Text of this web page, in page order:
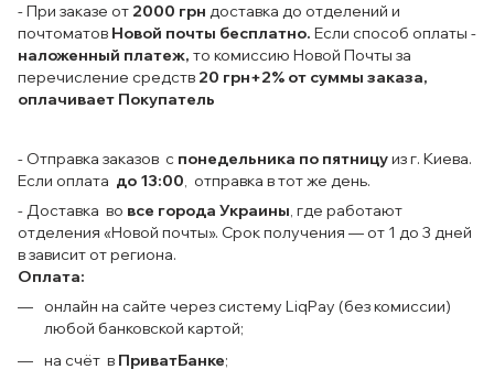
- При заказе от 2000 грн доставка до отделений и
почтоматов Новой почты бесплатно. Если способ оплаты -
наложенный платеж, то комиссию Новой Почты за
перечисление средств 20 грн+2% от суммы заказа,
оплачивает Покупатель
- Отправка заказов с понедельника по пятницуиз г. Киева.
Если оплата до 13:00, отправка в тот же день.
- Доставка во все города Украины, где работают
отделения «Новой почты». Срок получения — от 1 до 3 дней
в зависит от региона.
Оплата:
онлайн на сайте через систему LiqPay (без комиссии)
любой банковской картой;
на счёт в ПриватБанке;